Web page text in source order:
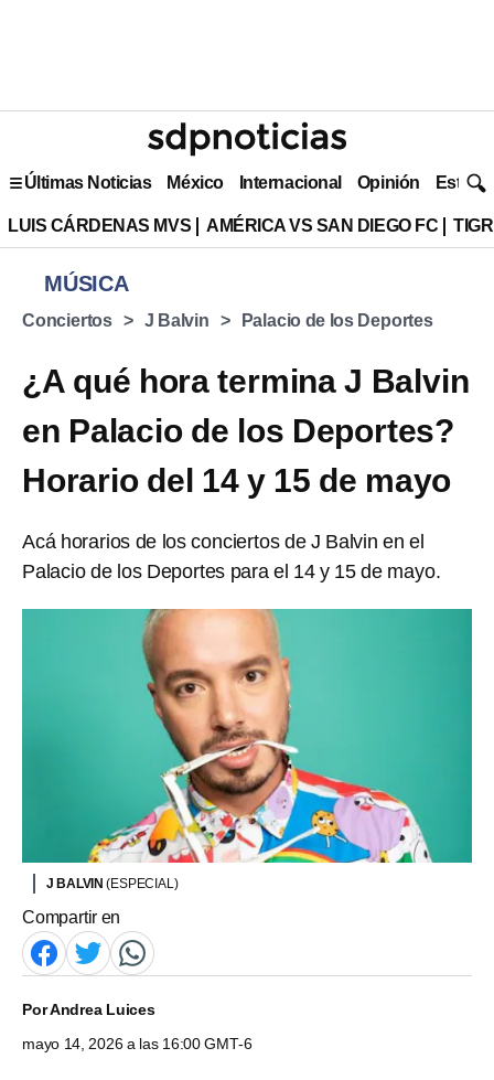
Últimas Noticias México Internacional Opinión Estilo
LUIS CÁRDENAS MVS AMÉRICA VS SAN DIEGO FC
MÚSICA
Conciertos J Balvin Palacio de los Deportes
¿A qué hora termina J Balvin
en Palacio de los Deportes?
Horario del 14 y 15 de mayo
Acá horarios de los conciertos de J Balvin en el
Palacio de los Deportes para el 14 y 15 de mayo.
J BALVIN(ESPECIAL)
Compartir en
PorAndrea Luices
mayo 14, 2026 a las 16:00 GMT-6